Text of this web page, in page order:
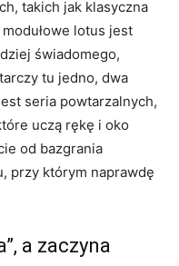
takich jak klasyczna
lotus jest
świadomego,
tu jedno, dwa
seria powtarzalnych,
uczą rękę i oko
od bazgrania
przy którym naprawdę
a zaczyna